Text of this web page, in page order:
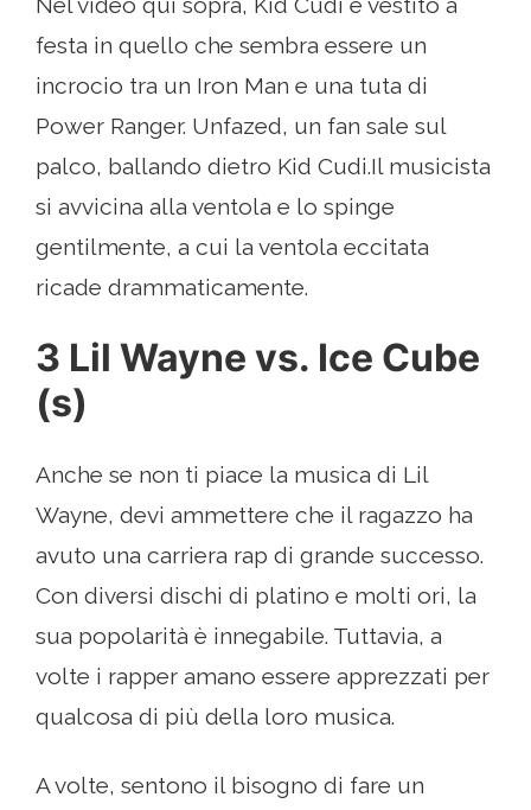
festa in quello che sembra essere un
incrocio tra un Iron Man e una tuta di
Power Ranger. Unfazed, un fan sale sul
palco, ballando dietro Kid Cudi.Il musicista
si avvicina alla ventola e lo spinge
gentilmente, a cui la ventola eccitata
ricade drammaticamente.
3 Lil Wayne vs. Ice Cube
(s)
Anche se non ti piace la musica di Lil
Wayne, devi ammettere che il ragazzo ha
avuto una carriera rap di grande successo.
Con diversi dischi di platino e molti ori, la
sua popolarità è innegabile. Tuttavia, a
volte i rapper amano essere apprezzati per
qualcosa di più della loro musica.
A volte, sentono il bisogno di fare un